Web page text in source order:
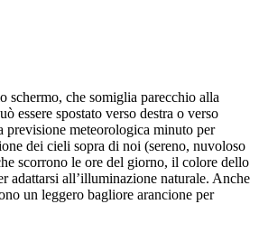
schermo, che somiglia parecchio alla
essere spostato verso destra o verso
previsione meteorologica minuto per
dei cieli sopra di noi (sereno, nuvoloso
scorrono le ore del giorno, il colore dello
adattarsi all’illuminazione naturale. Anche
un leggero bagliore arancione per